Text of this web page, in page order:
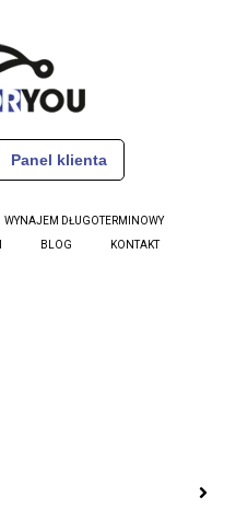
Panel klienta
WYNAJEM DŁUGOTERMINOWY
BLOG KONTAKT